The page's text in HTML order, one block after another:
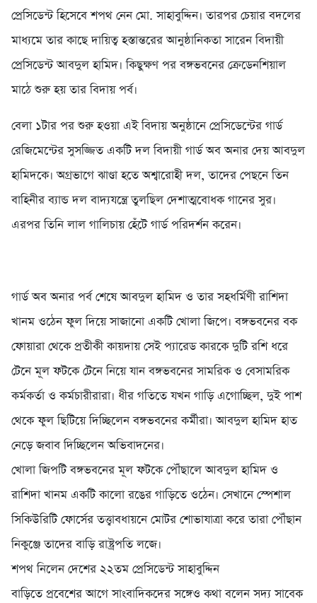
প্রেসিডেন্ট হিসেবে শপথ নেন মো. সাহাবুদ্দিন। তারপর চেয়ার বদলের
মাধ্যমে তার কাছে দায়িত্ব হস্তান্তরের আনুষ্ঠানিকতা সারেন বিদায়ী
প্রেসিডেন্ট আবদুল হামিদ। কিছুক্ষণ পর বঙ্গভবনের ক্রেডেনশিয়াল
মাঠে শুরু হয় তার বিদায় পর্ব।
বেলা ১টার পর শুরু হওয়া এই বিদায় অনুষ্ঠানে প্রেসিডেন্টের গার্ড
রেজিমেন্টের সুসজ্জিত একটি দল বিদায়ী গার্ড অব অনার দেয় আবদুল
হামিদকে। অগ্রভাগে ঝাণ্ডা হতে অশ্বারোহী দল, তাদের পেছনে তিন
বাহিনীর ব্যান্ড দল বাদ্যযন্ত্রে তুলছিল দেশাত্মবোধক গানের সুর।
এরপর তিনি লাল গালিচায় হেঁটে গার্ড পরিদর্শন করেন।
গার্ড অব অনার পর্ব শেষে আবদুল হামিদ ও তার সহধর্মিণী রাশিদা
খানম ওঠেন ফুল দিয়ে সাজানো একটি খোলা জিপে। বঙ্গভবনের বক
ফোয়ারা থেকে প্রতীকী কায়দায় সেই প্যারেড কারকে দুটি রশি ধরে
টেনে মূল ফটকে টেনে নিয়ে যান বঙ্গভবনের সামরিক ও বেসামরিক
কর্মকর্তা ও কর্মচারীরারা। ধীর গতিতে যখন গাড়ি এগোচ্ছিল, দুই পাশ
থেকে ফুল ছিটিয়ে দিচ্ছিলেন বঙ্গভবনের কর্মীরা। আবদুল হামিদ হাত
নেড়ে জবাব দিচ্ছিলেন অভিবাদনের।
খোলা জিপটি বঙ্গভবনের মূল ফটকে পৌঁছালে আবদুল হামিদ ও
রাশিদা খানম একটি কালো রঙের গাড়িতে ওঠেন। সেখানে স্পেশাল
সিকিউরিটি ফোর্সের তত্ত্বাবধায়নে মোটর শোভাযাত্রা করে তারা পৌঁছান
নিকুঞ্জে তাদের বাড়ি রাষ্ট্রপতি লজে।
শপথ নিলেন দেশের ২২তম প্রেসিডেন্ট সাহাবুদ্দিন
বাড়িতে প্রবেশের আগে সাংবাদিকদের সঙ্গেও কথা বলেন সদ্য সাবেক